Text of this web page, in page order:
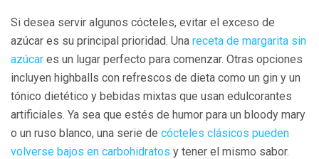
Si desea servir algunos cócteles, evitar el exceso de
azúcar es su principal prioridad. Una receta de margarita sin
azúcar es un lugar perfecto para comenzar. Otras opciones
incluyen highballs con refrescos de dieta como un gin y un
tónico dietético y bebidas mixtas que usan edulcorantes
artificiales. Ya sea que estés de humor para un bloody mary
o un ruso blanco, una serie de cócteles clásicos pueden
volverse bajos en carbohidratos y tener el mismo sabor.